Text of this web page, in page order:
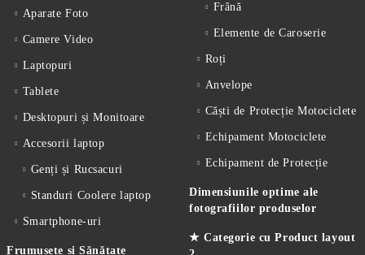
Aparate Foto
Camere Video
Laptopuri
Tablete
Desktopuri și Monitoare
Accesorii laptop
Genți și Rucsacuri
Standuri Coolere laptop
Smartphone-uri
Frumusețe și Sănătate
Frână
Elemente de Caroserie
Roți
Anvelope
Căști de Protecție Motociclete
Echipament Motociclete
Echipament de Protecție
Dimensiunile optime ale
fotografiilor produselor
★ Categorie cu Product layout